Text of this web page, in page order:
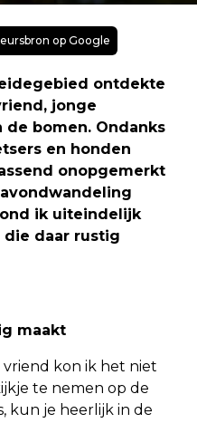
op Google
ontdekte
jonge
de bomen. Ondanks
en honden
onopgemerkt
ik uiteindelijk
daar rustig
maakt
kon ik het niet
te nemen op de
kun je heerlijk in de